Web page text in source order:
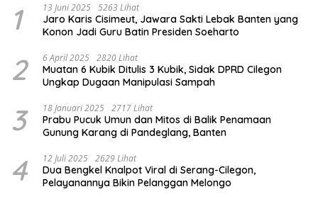
1 13 Juni 2025 5263 Lihat
Jaro Karis Cisimeut, Jawara Sakti Lebak Banten yang
Konon Jadi Guru Batin Presiden Soeharto
2 6 April 2025 2820 Lihat
Muatan 6 Kubik Ditulis 3 Kubik, Sidak DPRD Cilegon
Ungkap Dugaan Manipulasi Sampah
3 18 Januari 2025 2717 Lihat
Prabu Pucuk Umun dan Mitos di Balik Penamaan
Gunung Karang di Pandeglang, Banten
4 12 Juli 2025 2629 Lihat
Dua Bengkel Knalpot Viral di Serang-Cilegon,
Pelayanannya Bikin Pelanggan Melongo